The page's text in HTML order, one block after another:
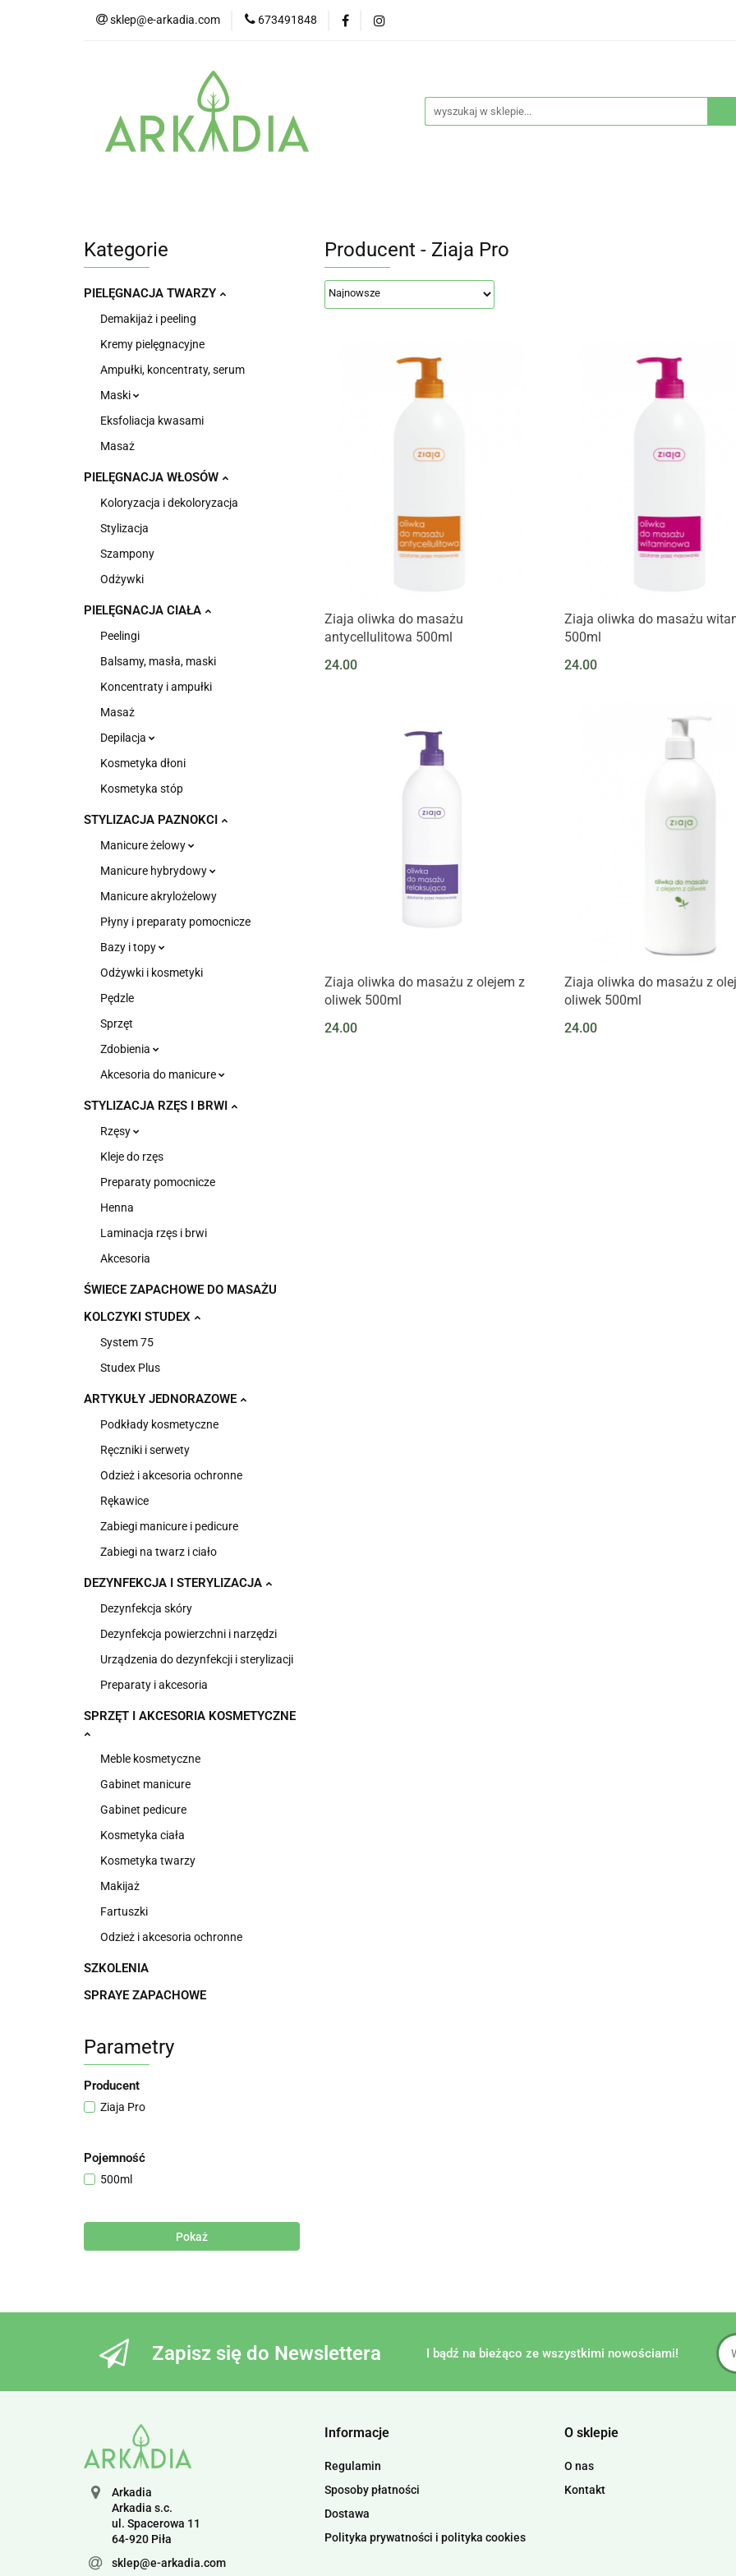
sklep@e-arkadia.com 673491848
Kategorie Producenci
Kategorie
PIELĘGNACJA TWARZY
Demakijaż i peeling
Kremy pielęgnacyjne
Ampułki, koncentraty, serum
Maski
Eksfoliacja kwasami
Masaż
PIELĘGNACJA WŁOSÓW
Koloryzacja i dekoloryzacja
Stylizacja
Szampony
Odżywki
PIELĘGNACJA CIAŁA
Peelingi
Balsamy, masła, maski
Koncentraty i ampułki
Masaż
Depilacja
Kosmetyka dłoni
Kosmetyka stóp
STYLIZACJA PAZNOKCI
Manicure żelowy
Manicure hybrydowy
Manicure akrylożelowy
Płyny i preparaty pomocnicze
Bazy i topy
Odżywki i kosmetyki
Pędzle
Sprzęt
Zdobienia
Akcesoria do manicure
STYLIZACJA RZĘS I BRWI
Rzęsy
Kleje do rzęs
Preparaty pomocnicze
Henna
Laminacja rzęs i brwi
Akcesoria
ŚWIECE ZAPACHOWE DO MASAŻU
KOLCZYKI STUDEX
System 75
Studex Plus
ARTYKUŁY JEDNORAZOWE
Podkłady kosmetyczne
Ręczniki i serwety
Odzież i akcesoria ochronne
Rękawice
Zabiegi manicure i pedicure
Zabiegi na twarz i ciało
DEZYNFEKCJA I STERYLIZACJA
Dezynfekcja skóry
Dezynfekcja powierzchni i narzędzi
Urządzenia do dezynfekcji i sterylizacji
Preparaty i akcesoria
SPRZĘT I AKCESORIA KOSMETYCZNE
Meble kosmetyczne
Gabinet manicure
Gabinet pedicure
Kosmetyka ciała
Kosmetyka twarzy
Makijaż
Fartuszki
Odzież i akcesoria ochronne
SZKOLENIA
SPRAYE ZAPACHOWE
Parametry
Producent
Ziaja Pro
Pojemność
500ml
Pokaż
Producent - Ziaja Pro
Ziaja oliwka do masażu
antycellulitowa 500ml
24.00
Ziaja oliwka do masażu
500ml
24.00
Ziaja oliwka do masażu z olejem z
oliwek 500ml
24.00
Ziaja oliwka do masażu z
oliwek 500ml
24.00
Zapisz się do Newslettera I bądź na bieżąco ze wszystkimi nowościami!
Arkadia
Arkadia s.c.
ul. Spacerowa 11
64-920 Piła
sklep@e-arkadia.com
Informacje
Regulamin
Sposoby płatności
Dostawa
Polityka prywatności i polityka cookies
O sklepie
O nas
Kontakt